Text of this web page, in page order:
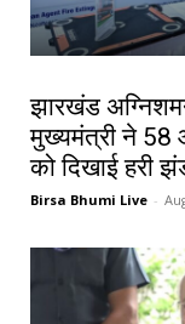
झारखंड
मुख्यमंत्री ने 58
को दिखाई हरी
Birsa Bhumi Live -